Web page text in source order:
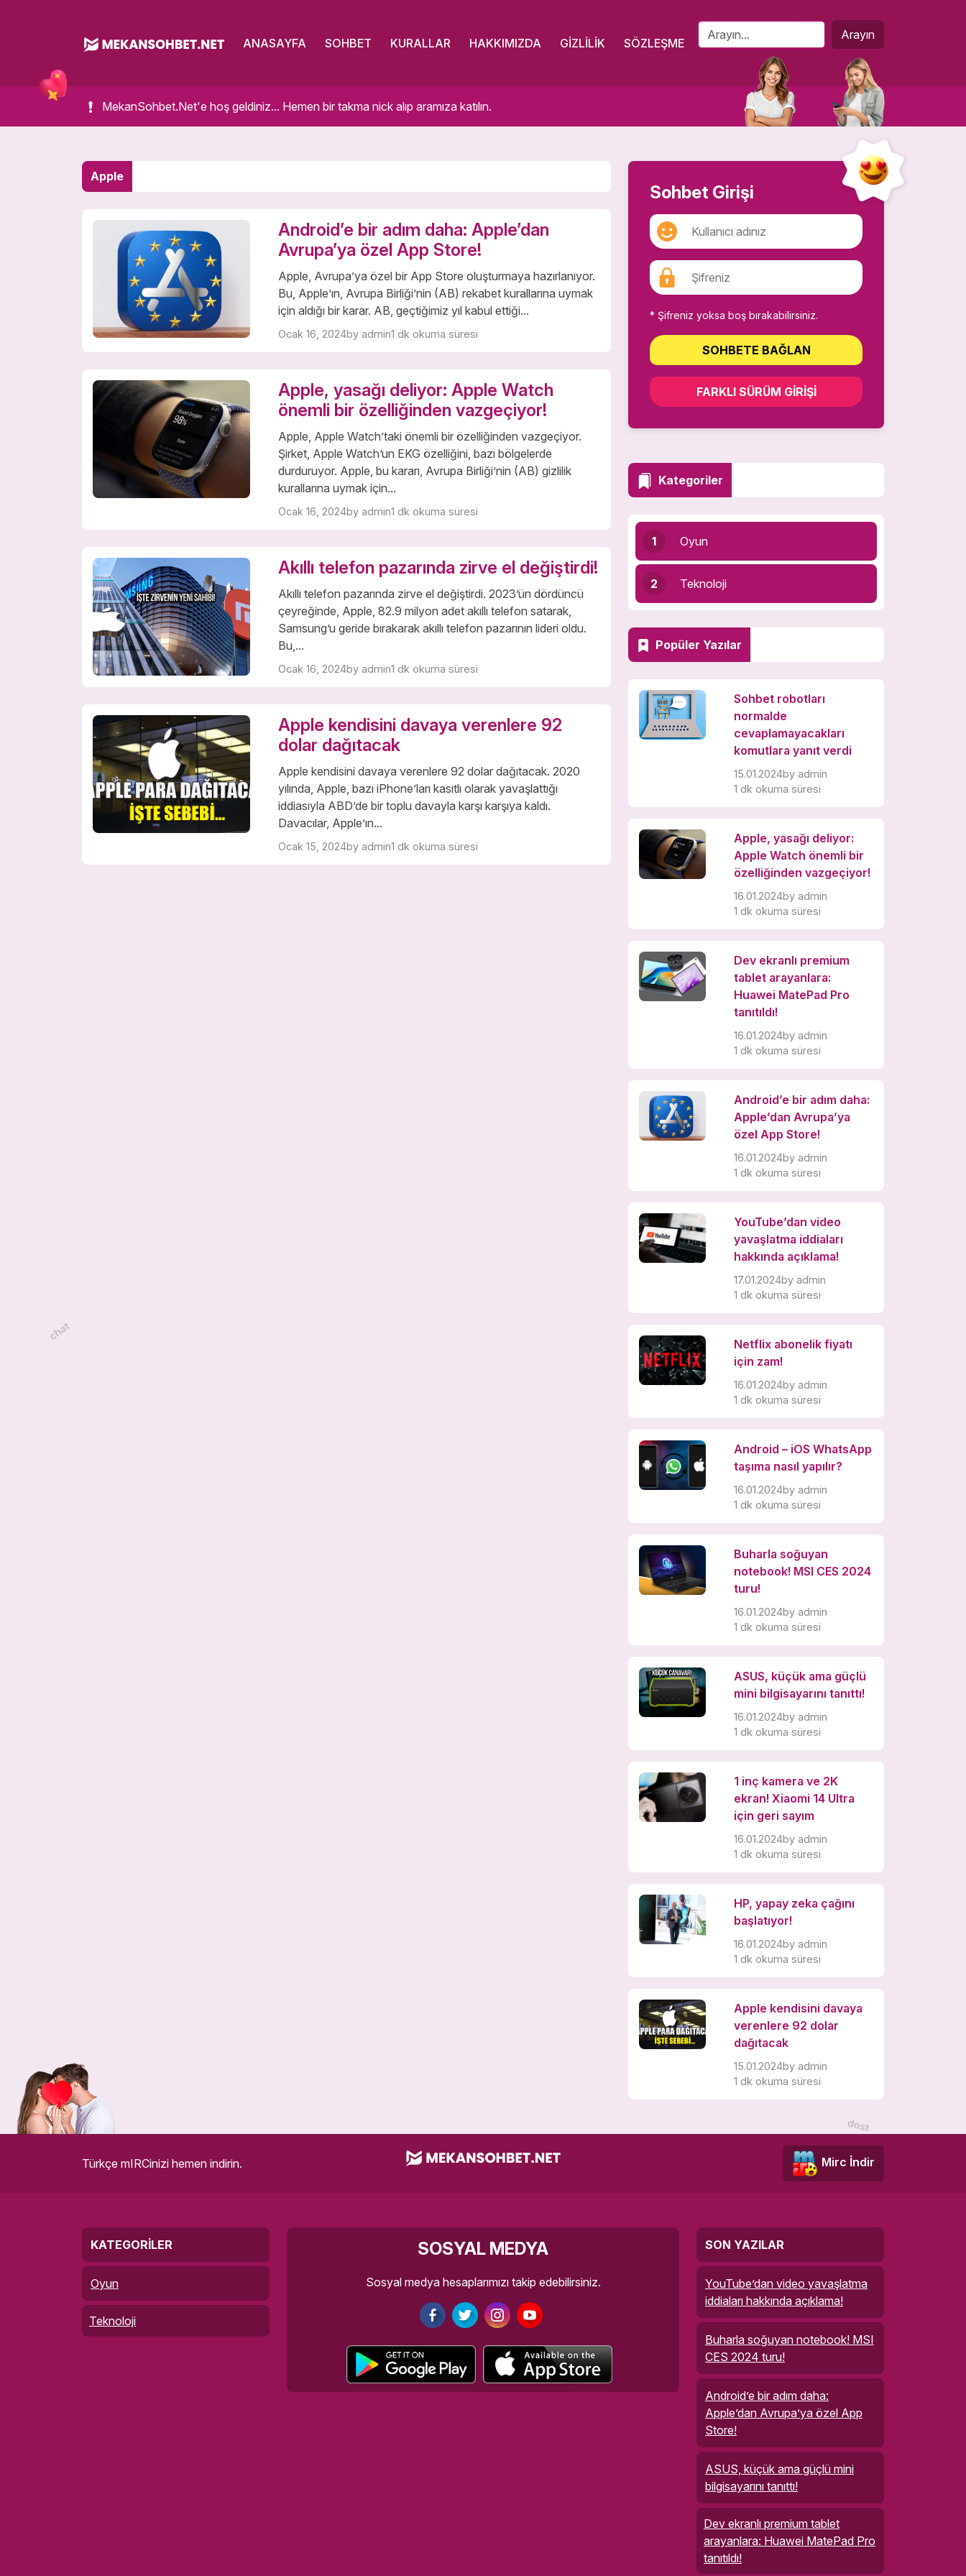
ANASAYFA SOHBET KURALLAR HAKKIMIZDA GIZLILIK SÖZLEŞME
Arayın
MekanSohbet.Net'e hoş geldiniz... Hemen bir takma nick alıp aramıza katılın.
Apple
Android’e bir adım daha: Apple’dan
Avrupa’ya özel App Store!
Apple, Avrupa’ya özel bir App Store oluşturmaya hazırlanıyor.
Bu, Apple’ın, Avrupa Birliği’nin (AB) rekabet kurallarına uymak
için aldığı bir karar. AB, geçtiğimiz yıl kabul ettiği...
Ocak 16, 2024by admin1 dk okuma süresi
Apple, yasağı deliyor: Apple Watch
önemli bir özelliğinden vazgeçiyor!
Apple, Apple Watch’taki önemli bir özelliğinden vazgeçiyor.
Şirket, Apple Watch’un EKG özelliğini, bazı bölgelerde
durduruyor. Apple, bu kararı, Avrupa Birliği’nin (AB) gizlilik
kurallarına uymak için...
Ocak 16, 2024by admin1 dk okuma süresi
Akıllı telefon pazarında zirve el değiştirdi!
Akıllı telefon pazarında zirve el değiştirdi. 2023’ün dördüncü
çeyreğinde, Apple, 82.9 milyon adet akıllı telefon satarak,
Samsung’u geride bırakarak akıllı telefon pazarının lideri oldu.
Bu,...
Ocak 16, 2024by admin1 dk okuma süresi
Apple kendisini davaya verenlere 92
dolar dağıtacak
Apple kendisini davaya verenlere 92 dolar dağıtacak. 2020
yılında, Apple, bazı iPhone’ları kasıtlı olarak yavaşlattığı
iddiasıyla ABD’de bir toplu davayla karşı karşıya kaldı.
Davacılar, Apple’ın...
Ocak 15, 2024by admin1 dk okuma süresi
Sohbet Girişi
* Şifreniz yoksa boş bırakabilirsiniz.
SOHBETE BAĞLAN
FARKLI SÜRÜM GIRIŞI
Kategoriler
1 Oyun
2 Teknoloji
Popüler Yazılar
Sohbet robotları
normalde
cevaplamayacakları
komutlara yanıt verdi
15.01.2024by admin
1 dk okuma süresi
Apple, yasağı deliyor:
Apple Watch önemli bir
özelliğinden vazgeçiyor!
16.01.2024by admin
1 dk okuma süresi
Dev ekranlı premium
tablet arayanlara:
Huawei MatePad Pro
tanıtıldı!
16.01.2024by admin
1 dk okuma süresi
Android’e bir adım daha:
Apple’dan Avrupa’ya
özel App Store!
16.01.2024by admin
1 dk okuma süresi
YouTube’dan video
yavaşlatma iddiaları
hakkında açıklama!
17.01.2024by admin
1 dk okuma süresi
Netflix abonelik fiyatı
için zam!
16.01.2024by admin
1 dk okuma süresi
Android – iOS WhatsApp
taşıma nasıl yapılır?
16.01.2024by admin
1 dk okuma süresi
Buharla soğuyan
notebook! MSI CES 2024
turu!
16.01.2024by admin
1 dk okuma süresi
ASUS, küçük ama güçlü
mini bilgisayarını tanıttı!
16.01.2024by admin
1 dk okuma süresi
1 inç kamera ve 2K
ekran! Xiaomi 14 Ultra
için geri sayım
16.01.2024by admin
1 dk okuma süresi
HP, yapay zeka çağını
başlatıyor!
16.01.2024by admin
1 dk okuma süresi
Apple kendisini davaya
verenlere 92 dolar
dağıtacak
15.01.2024by admin
1 dk okuma süresi
Türkçe mIRCinizi hemen indirin. Mirc İndir
KATEGORILER
Oyun
Teknoloji
SOSYAL MEDYA
Sosyal medya hesaplarımızı takip edebilirsiniz.
SON YAZILAR
YouTube’dan video yavaşlatma
iddiaları hakkında açıklama!
Buharla soğuyan notebook! MSI
CES 2024 turu!
Android’e bir adım daha:
Apple’dan Avrupa’ya özel App
Store!
ASUS, küçük ama güçlü mini
bilgisayarını tanıttı!
Dev ekranlı premium tablet
arayanlara: Huawei MatePad Pro
tanıtıldı!